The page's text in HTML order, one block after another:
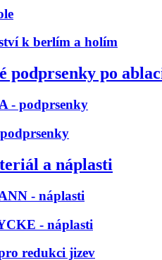
k berlím a holím
podprsenky po
- podprsenky
a náplasti
- náplasti
- náplasti
redukci jizev